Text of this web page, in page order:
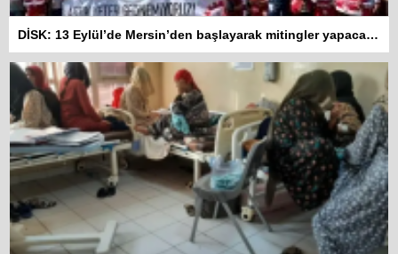
DİSK: 13 Eylül’de Mersin’den başlayarak mitingler yapacağız